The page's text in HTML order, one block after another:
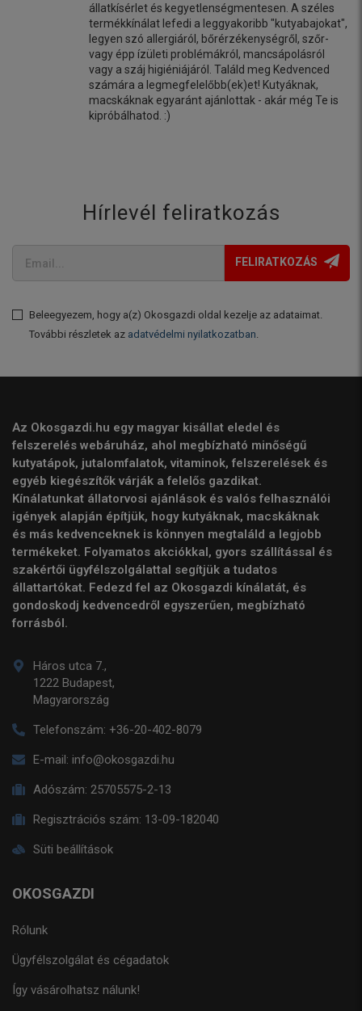
állatkísérlet és kegyetlenségmentesen. A széles
termékkínálat lefedi a leggyakoribb "kutyabajokat",
legyen szó allergiáról, bőrérzékenységről, szőr-
vagy épp ízületi problémákról, mancsápolásról
vagy a száj higiéniájáról. Találd meg Kedvenced
számára a legmegfelelőbb(ek)et! Kutyáknak,
macskáknak egyaránt ajánlottak - akár még Te is
kipróbálhatod. :)
Hírlevél feliratkozás
FELIRATKOZÁS
Beleegyezem, hogy a(z) Okosgazdi oldal kezelje az adataimat.
További részletek az adatvédelmi nyilatkozatban.
Az Okosgazdi.hu egy magyar kisállat eledel és
felszerelés webáruház, ahol megbízható minőségű
kutyatápok, jutalomfalatok, vitaminok, felszerelések és
egyéb kiegészítők várják a felelős gazdikat.
Kínálatunkat állatorvosi ajánlások és valós felhasználói
igények alapján építjük, hogy kutyáknak, macskáknak
és más kedvenceknek is könnyen megtaláld a legjobb
termékeket. Folyamatos akciókkal, gyors szállítással és
szakértői ügyfélszolgálattal segítjük a tudatos
állattartókat. Fedezd fel az Okosgazdi kínálatát, és
gondoskodj kedvencedről egyszerűen, megbízható
forrásból.
Háros utca 7.,
1222 Budapest,
Magyarország
Telefonszám: +36-20-402-8079
E-mail: info@okosgazdi.hu
Adószám: 25705575-2-13
Regisztrációs szám: 13-09-182040
Süti beállítások
OKOSGAZDI
Rólunk
Ügyfélszolgálat és cégadatok
Így vásárolhatsz nálunk!